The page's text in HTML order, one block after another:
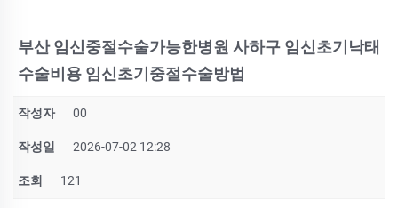
부산 임신중절수술가능한병원 사하구 임신초기낙태
수술비용 임신초기중절수술방법
작성자 00
작성일 2026-07-02 12:28
조회 121